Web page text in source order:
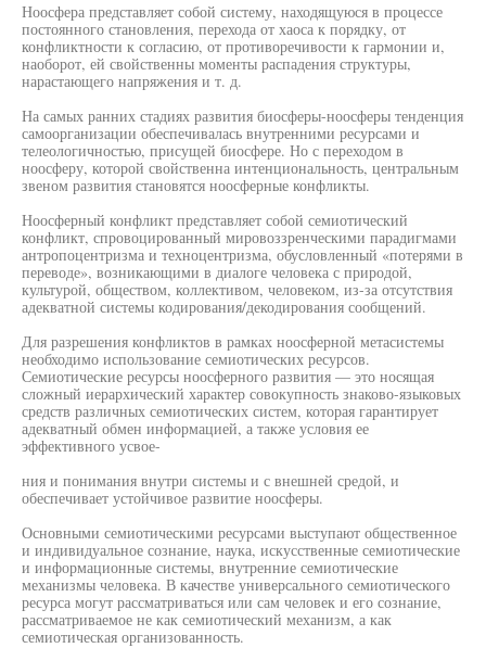
Ноосфера представляет собой систему, находящуюся в процессе
постоянного становления, перехода от хаоса к порядку, от
конфликтности к согласию, от противоречивости к гармонии и,
наоборот, ей свойственны моменты распадения структуры,
нарастающего напряжения и т. д.
На самых ранних стадиях развития биосферы-ноосферы тенденция
самоорганизации обеспечивалась внутренними ресурсами и
телеологичностью, присущей биосфере. Но с переходом в
ноосферу, которой свойственна интенциональность, центральным
звеном развития становятся ноосферные конфликты.
Ноосферный конфликт представляет собой семиотический
конфликт, спровоцированный мировоззренческими парадигмами
антропоцентризма и техноцентризма, обусловленный «потерями в
переводе», возникающими в диалоге человека с природой,
культурой, обществом, коллективом, человеком, из-за отсутствия
адекватной системы кодирования/декодирования сообщений.
Для разрешения конфликтов в рамках ноосферной метасистемы
необходимо использование семиотических ресурсов.
Семиотические ресурсы ноосферного развития — это носящая
сложный иерархический характер совокупность знаково-языковых
средств различных семиотических систем, которая гарантирует
адекватный обмен информацией, а также условия ее
эффективного усвое-
ния и понимания внутри системы и с внешней средой, и
обеспечивает устойчивое развитие ноосферы.
Основными семиотическими ресурсами выступают общественное
и индивидуальное сознание, наука, искусственные семиотические
и информационные системы, внутренние семиотические
механизмы человека. В качестве универсального семиотического
ресурса могут рассматриваться или сам человек и его сознание,
рассматриваемое не как семиотический механизм, а как
семиотическая организованность.